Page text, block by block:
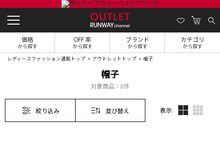
価格
から探す
OFF 率
から探す
ブランド
から探す
カテゴリ
から探す
レディースファッション通販トップ アウトレットトップ 帽子
帽子
対象商品： 0件
絞り込み 並び替え 表示